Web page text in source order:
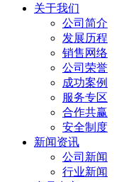
关于我们
公司简介
发展历程
销售网络
公司荣誉
成功案例
服务专区
合作共赢
安全制度
新闻资讯
公司新闻
行业新闻